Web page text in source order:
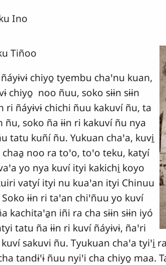
Ino
Tiñoo
chiyo̱ tyembu chaꞌnu kuan,
chiyo̱ noo ñuu, soko sɨɨn sɨɨn
ri ñáyɨvɨ chichi ñuu kakuví ñu, ta
ñu, soko ña ɨɨn ri kakuví ñu nya
tatu kuñí ñu. Yukuan chaꞌa, kuvi̱
chaa̱ noo ra toꞌo, toꞌo teku, katyí
yo nya kuví ityi kakichi̱ koyo
vatyí ityi nu kuaꞌan ityi Chinuu
ɨɨn ri taꞌan chiꞌñuu yo kuví
kachitaꞌa̱n iñi ra cha sɨɨn sɨɨn iyó
tatu ña ɨɨn ri kuví ñáyɨvɨ, ñaꞌri
sakuvi ñu. Tyukuan chaꞌa tyiꞌi̱
tandɨꞌɨ ñuu nyiꞌi cha chiyo̱ maa.